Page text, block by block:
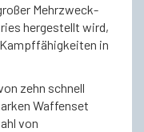
Mehrzweck-
hergestellt wird,
in
zehn schnell
Waffenset
von